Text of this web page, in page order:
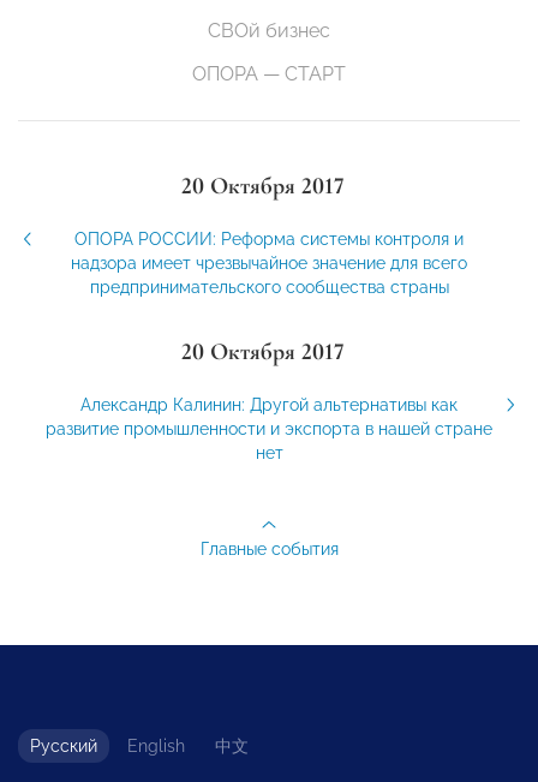
СВОй бизнес
ОПОРА — СТАРТ
20 Октября 2017
ОПОРА РОССИИ: Реформа системы контроля и
надзора имеет чрезвычайное значение для всего
предпринимательского сообщества страны
20 Октября 2017
Александр Калинин: Другой альтернативы как
развитие промышленности и экспорта в нашей стране
нет
Главные события
Русский English 中文